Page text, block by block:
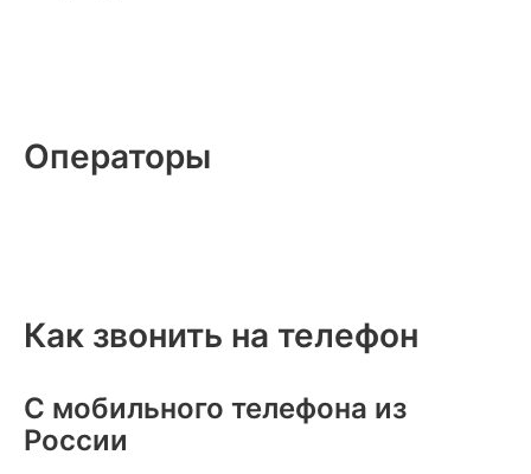
Операторы
Как звонить на телефон
С мобильного телефона из
России